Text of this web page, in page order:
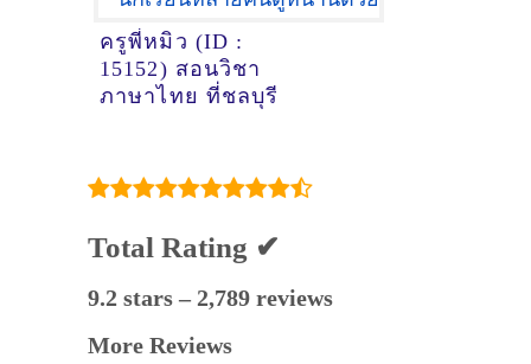
ครูพี่หมิว (ID :
15152) สอนวิชา
ภาษาไทย ที่ชลบุรี
Total Rating ✔
9.2 stars – 2,789 reviews
More Reviews